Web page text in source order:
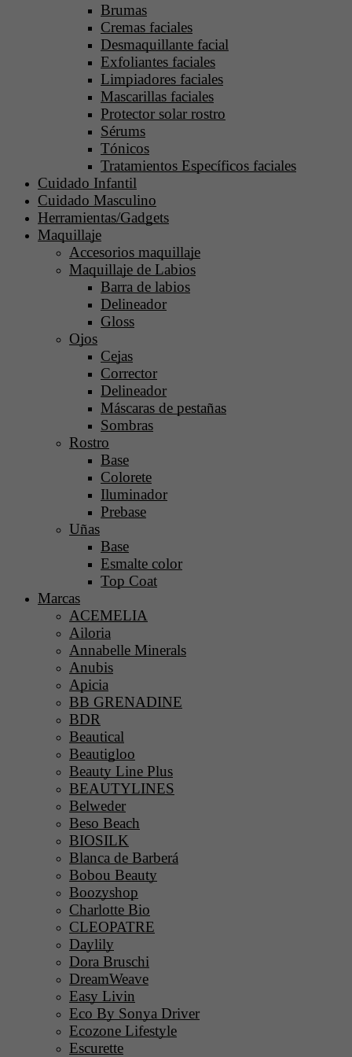
Brumas
Cremas faciales
Desmaquillante facial
Exfoliantes faciales
Limpiadores faciales
Mascarillas faciales
Protector solar rostro
Sérums
Tónicos
Tratamientos Específicos faciales
Cuidado Infantil
Cuidado Masculino
Herramientas/Gadgets
Maquillaje
Accesorios maquillaje
Maquillaje de Labios
Barra de labios
Delineador
Gloss
Ojos
Cejas
Corrector
Delineador
Máscaras de pestañas
Sombras
Rostro
Base
Colorete
Iluminador
Prebase
Uñas
Base
Esmalte color
Top Coat
Marcas
ACEMELIA
Ailoria
Annabelle Minerals
Anubis
Apicia
BB GRENADINE
BDR
Beautical
Beautigloo
Beauty Line Plus
BEAUTYLINES
Belweder
Beso Beach
BIOSILK
Blanca de Barberá
Bobou Beauty
Boozyshop
Charlotte Bio
CLEOPATRE
Daylily
Dora Bruschi
DreamWeave
Easy Livin
Eco By Sonya Driver
Ecozone Lifestyle
Escurette